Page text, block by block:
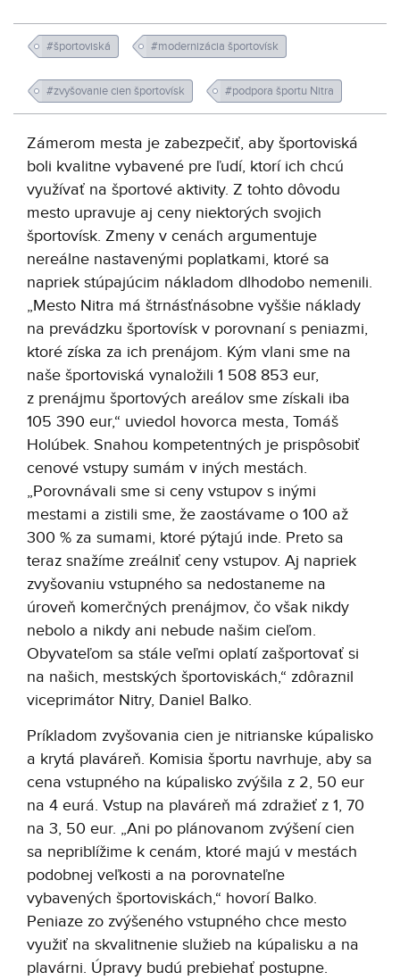
#športoviská #modernizácia športovísk
#zvyšovanie cien športovísk #podpora športu Nitra
Zámerom mesta je zabezpečiť, aby športoviská
boli kvalitne vybavené pre ľudí, ktorí ich chcú
využívať na športové aktivity. Z tohto dôvodu
mesto upravuje aj ceny niektorých svojich
športovísk. Zmeny v cenách argumentuje
nereálne nastavenými poplatkami, ktoré sa
napriek stúpajúcim nákladom dlhodobo nemenili.
„Mesto Nitra má štrnásťnásobne vyššie náklady
na prevádzku športovísk v porovnaní s peniazmi,
ktoré získa za ich prenájom. Kým vlani sme na
naše športoviská vynaložili 1 508 853 eur,
z prenájmu športových areálov sme získali iba
105 390 eur,“ uviedol hovorca mesta, Tomáš
Holúbek. Snahou kompetentných je prispôsobiť
cenové vstupy sumám v iných mestách.
„Porovnávali sme si ceny vstupov s inými
mestami a zistili sme, že zaostávame o 100 až
300 % za sumami, ktoré pýtajú inde. Preto sa
teraz snažíme zreálniť ceny vstupov. Aj napriek
zvyšovaniu vstupného sa nedostaneme na
úroveň komerčných prenájmov, čo však nikdy
nebolo a nikdy ani nebude našim cieľom.
Obyvateľom sa stále veľmi oplatí zašportovať si
na našich, mestských športoviskách,“ zdôraznil
viceprimátor Nitry, Daniel Balko.
Príkladom zvyšovania cien je nitrianske kúpalisko
a krytá plaváreň. Komisia športu navrhuje, aby sa
cena vstupného na kúpalisko zvýšila z 2, 50 eur
na 4 eurá. Vstup na plaváreň má zdražieť z 1, 70
na 3, 50 eur. „Ani po plánovanom zvýšení cien
sa nepriblížime k cenám, ktoré majú v mestách
podobnej veľkosti a na porovnateľne
vybavených športoviskách,“ hovorí Balko.
Peniaze zo zvýšeného vstupného chce mesto
využiť na skvalitnenie služieb na kúpalisku a na
plavárni. Úpravy budú prebiehať postupne.